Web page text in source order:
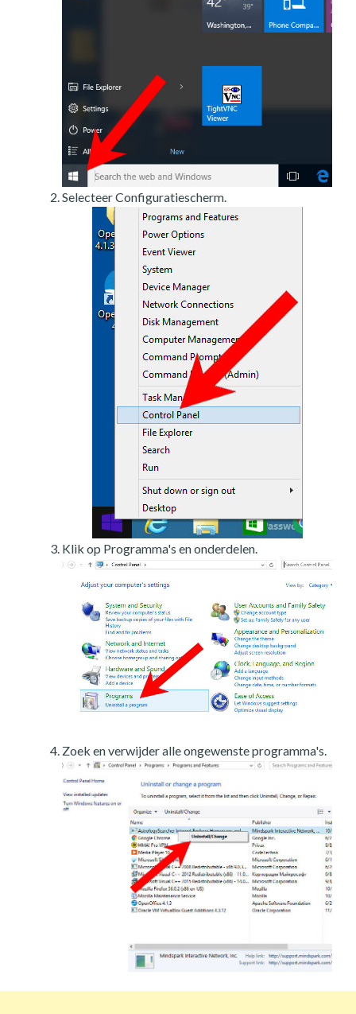
Selecteer Configuratiescherm.
Klik op Programma's en onderdelen.
Zoek en verwijder alle ongewenste programma's.